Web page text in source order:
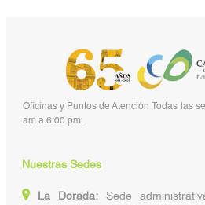
Oficinas y Puntos de Atención Todas las
am a 6:00 pm.
Nuestras Sedes
La Dorada:Sede